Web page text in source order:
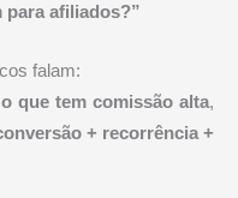
para afiliados?”
falam:
que tem comissão alta,
+ recorrência +